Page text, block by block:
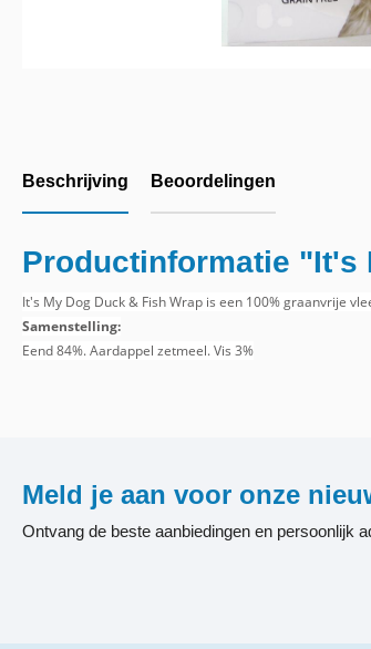
Beschrijving Beoordelingen
Productinformatie "It's
It's My Dog Duck & Fish Wrap is een 100% graanvrije
Samenstelling:
Eend 84%. Aardappel zetmeel. Vis 3%
Meld je aan voor onze
Ontvang de beste aanbiedingen en persoonlijk